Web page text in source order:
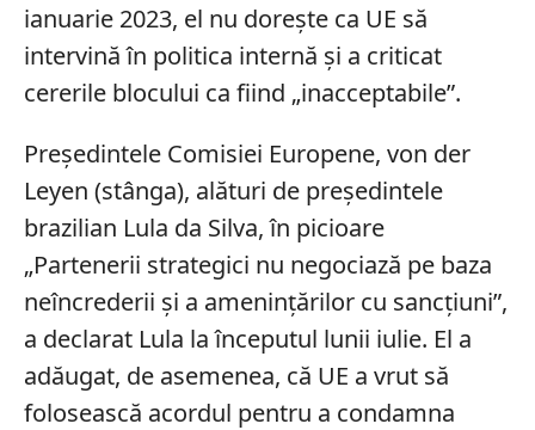
ianuarie 2023, el nu dorește ca UE să
intervină în politica internă și a criticat
cererile blocului ca fiind „inacceptabile”.
Președintele Comisiei Europene, von der
Leyen (stânga), alături de președintele
brazilian Lula da Silva, în picioare
„Partenerii strategici nu negociază pe baza
neîncrederii și a amenințărilor cu sancțiuni”,
a declarat Lula la începutul lunii iulie. El a
adăugat, de asemenea, că UE a vrut să
folosească acordul pentru a condamna